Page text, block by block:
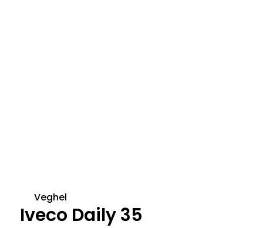
Iveco Daily 35
Veghel